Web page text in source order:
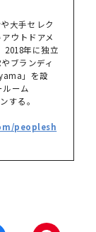
大手セレク
ウトドアメ
2018年に独立
ブランディ
」を設
ーム
する。
peoplesh